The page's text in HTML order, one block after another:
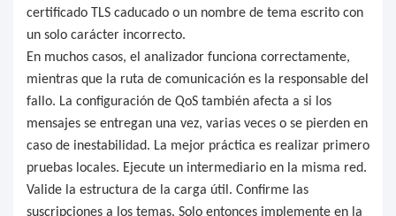
certificado TLS caducado o un nombre de tema escrito con
un solo carácter incorrecto.
En muchos casos, el analizador funciona correctamente,
mientras que la ruta de comunicación es la responsable del
fallo. La configuración de QoS también afecta a si los
mensajes se entregan una vez, varias veces o se pierden en
caso de inestabilidad. La mejor práctica es realizar primero
pruebas locales. Ejecute un intermediario en la misma red.
Valide la estructura de la carga útil. Confirme las
suscripciones a los temas. Solo entonces implemente en la